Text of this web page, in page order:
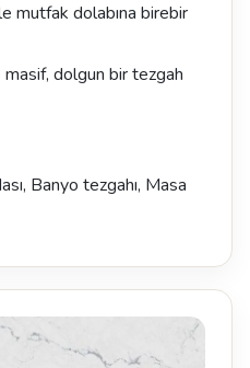
mutfak dolabına birebir
dolgun bir tezgah
Banyo tezgahı, Masa